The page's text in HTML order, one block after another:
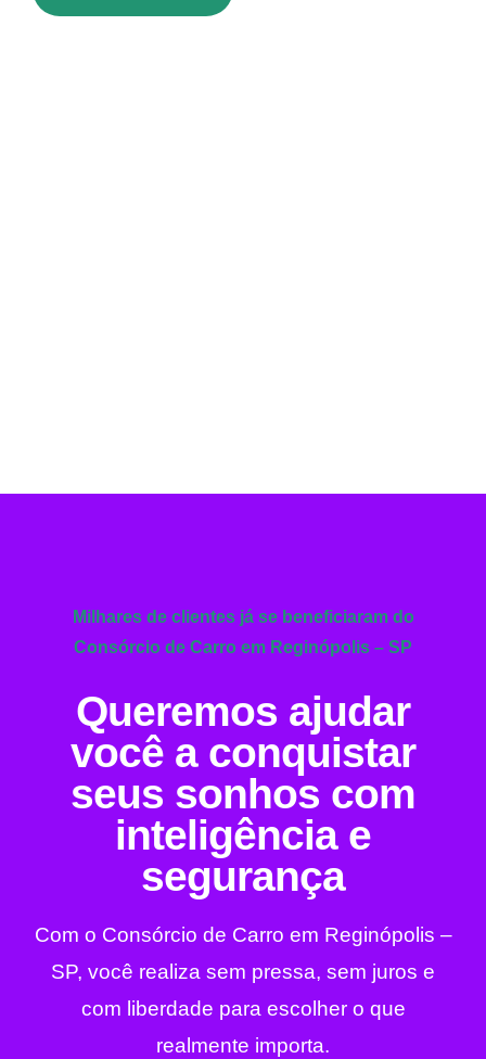
Milhares de clientes já se beneficiaram do
Consórcio de Carro em Reginópolis – SP
Queremos ajudar
você a conquistar
seus sonhos com
inteligência e
segurança
Com o Consórcio de Carro em Reginópolis –
SP, você realiza sem pressa, sem juros e
com liberdade para escolher o que
realmente importa.